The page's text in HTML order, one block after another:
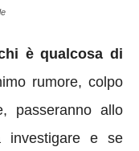
è qualcosa di
rumore, colpo
passeranno allo
investigare e se